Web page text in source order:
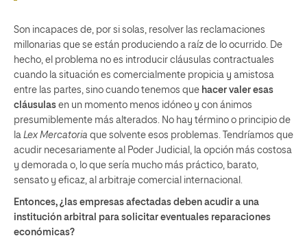
Son incapaces de, por si solas, resolver las reclamaciones
millonarias que se están produciendo a raíz de lo ocurrido. De
hecho, el problema no es introducir cláusulas contractuales
cuando la situación es comercialmente propicia y amistosa
entre las partes, sino cuando tenemos que hacer valer esas
cláusulas en un momento menos idóneo y con ánimos
presumiblemente más alterados. No hay término o principio de
la Lex Mercatoria que solvente esos problemas. Tendríamos que
acudir necesariamente al Poder Judicial, la opción más costosa
y demorada o, lo que sería mucho más práctico, barato,
sensato y eficaz, al arbitraje comercial internacional.
Entonces, ¿las empresas afectadas deben acudir a una
institución arbitral para solicitar eventuales reparaciones
económicas?